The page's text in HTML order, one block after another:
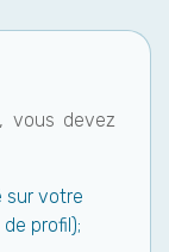
vous devez
sur votre
profil);